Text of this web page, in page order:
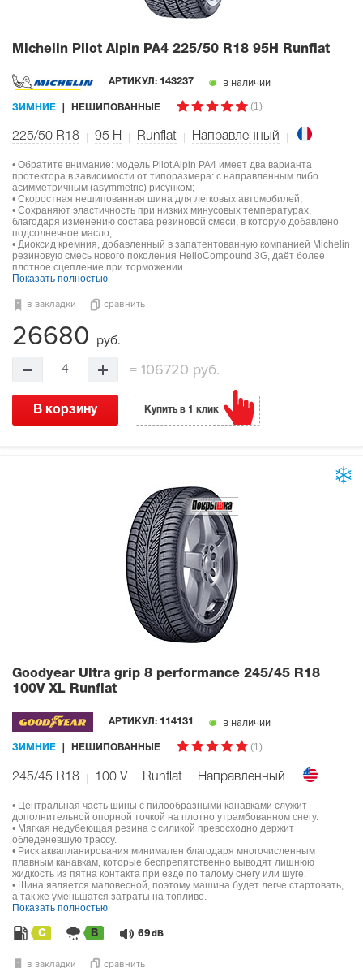
Michelin Pilot Alpin PA4 225/50 R18 95H Runflat
АРТИКУЛ: 143237 в наличии
ЗИМНИЕ НЕШИПОВАННЫЕ (1)
225/50 R18 95 H Runflat Направленный
• Обратите внимание: модель Pilot Alpin PA4 имеет два варианта
протектора в зависимости от типоразмера: с направленным либо
асимметричным (asymmetric) рисунком;
• Скоростная нешипованная шина для легковых автомобилей;
• Сохраняют эластичность при низких минусовых температурах,
благодаря изменению состава резиновой смеси, в которую добавлено
подсолнечное масло;
• Диоксид кремния, добавленный в запатентованную компанией Michelin
резиновую смесь нового поколения HelioCompound 3G, даёт более
плотное сцепление при торможении.
Показать полностью
в закладки сравнить
26680 руб.
4 = 106720 руб.
В корзину Купить в 1 клик
Goodyear Ultra grip 8 performance 245/45 R18
100V XL Runflat
АРТИКУЛ: 114131 в наличии
ЗИМНИЕ НЕШИПОВАННЫЕ (1)
245/45 R18 100 V Runflat Направленный
• Центральная часть шины с пилообразными канавками служит
дополнительной опорной точкой на плотно утрамбованном снегу.
• Мягкая недубеющая резина с силикой превосходно держит
обледеневшую трассу.
• Риск аквапланирования минимален благодаря многочисленным
плавным канавкам, которые беспрепятственно выводят лишнюю
жидкость из пятна контакта при езде по талому снегу или шуге.
• Шина является маловесной, поэтому машина будет легче стартовать,
а так же уменьшатся затраты на топливо.
Показать полностью
C B 69 dB
в закладки сравнить